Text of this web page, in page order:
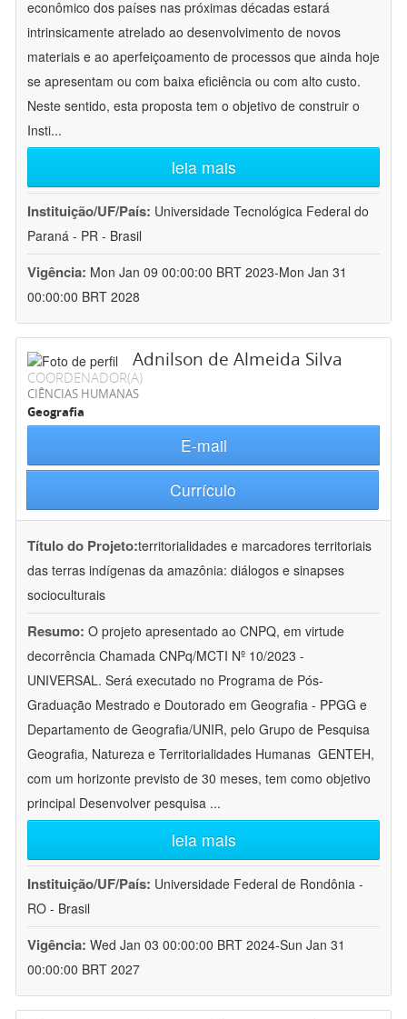
econômico dos países nas próximas décadas estará
intrinsicamente atrelado ao desenvolvimento de novos
materiais e ao aperfeiçoamento de processos que ainda hoje
se apresentam ou com baixa eficiência ou com alto custo.
Neste sentido, esta proposta tem o objetivo de construir o
Insti...
leia mais
Instituição/UF/País: Universidade Tecnológica Federal do
Paraná - PR - Brasil
Vigência: Mon Jan 09 00:00:00 BRT 2023-Mon Jan 31
00:00:00 BRT 2028
Adnilson de Almeida Silva
COORDENADOR(A)
CIÊNCIAS HUMANAS
Geografia
E-mail
Currículo
Título do Projeto:territorialidades e marcadores territoriais
das terras indígenas da amazônia: diálogos e sinapses
socioculturais
Resumo: O projeto apresentado ao CNPQ, em virtude
decorrência Chamada CNPq/MCTI Nº 10/2023 -
UNIVERSAL. Será executado no Programa de Pós-
Graduação Mestrado e Doutorado em Geografia - PPGG e
Departamento de Geografia/UNIR, pelo Grupo de Pesquisa
Geografia, Natureza e Territorialidades Humanas  GENTEH,
com um horizonte previsto de 30 meses, tem como objetivo
principal Desenvolver pesquisa ...
leia mais
Instituição/UF/País: Universidade Federal de Rondônia -
RO - Brasil
Vigência: Wed Jan 03 00:00:00 BRT 2024-Sun Jan 31
00:00:00 BRT 2027